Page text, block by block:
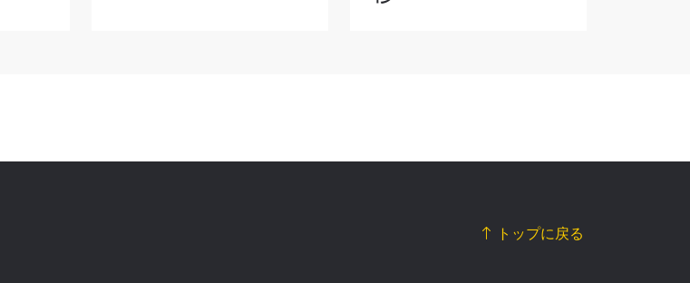
トップに戻る